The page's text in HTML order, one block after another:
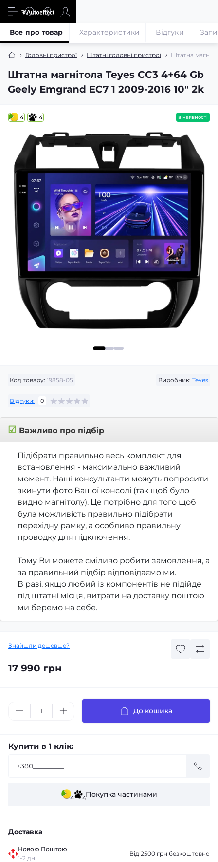
Головні пристрої Штатні головні пристрої Штатна
Штатна магнітола Teyes CC3 4+64 Gb
Geely Emgrand EC7 1 2009-2016 10" 2k
Все про товар Характеристики Відгуки
4 4 в наявності
Код товару: 19858-05 Виробник: Teyes
Відгуки: 0
☑ Важливо про підбір
Підібрати правильно весь комплект для
встановлення - максимально важливий
момент. Наші консультанти можуть попросити
зкинути фото Вашої консолі (так щоб було
видно магнітолу). Це потрібно для того щоб
була можливість правильно підібрати
перехідну рамку, а особливо правильну
проводку для підключення.
Тому Ви можете сміливо робити замовлення, а
за правильний підбір відповідаємо ми.
В разі, якщо любий із компонентів не підійде
під штатні місця, витрати на доставку поштою
ми беремо на себе.
Знайшли дешевше?
17 990 грн
До кошика
Купити в 1 клік:
4 4Покупка частинами
Доставка
Новою Поштою
1-2 дні
Від 2500 грн безкоштовно